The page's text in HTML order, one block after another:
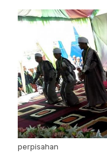
perpisahan